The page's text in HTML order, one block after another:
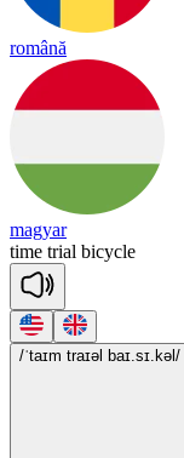
română
magyar
time trial bicycle
/ˈtaɪm traɪəl baɪ.sɪ.kəl/